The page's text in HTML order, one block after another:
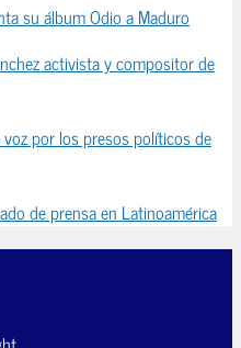
su álbum Odio a Maduro
activista y compositor de
voz por los presos políticos de
de prensa en Latinoamérica